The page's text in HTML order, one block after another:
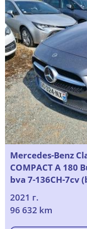
Mercedes-Benz
COMPACT A 180
bva 7-136CH-7cv
2021 г.
96 632 km